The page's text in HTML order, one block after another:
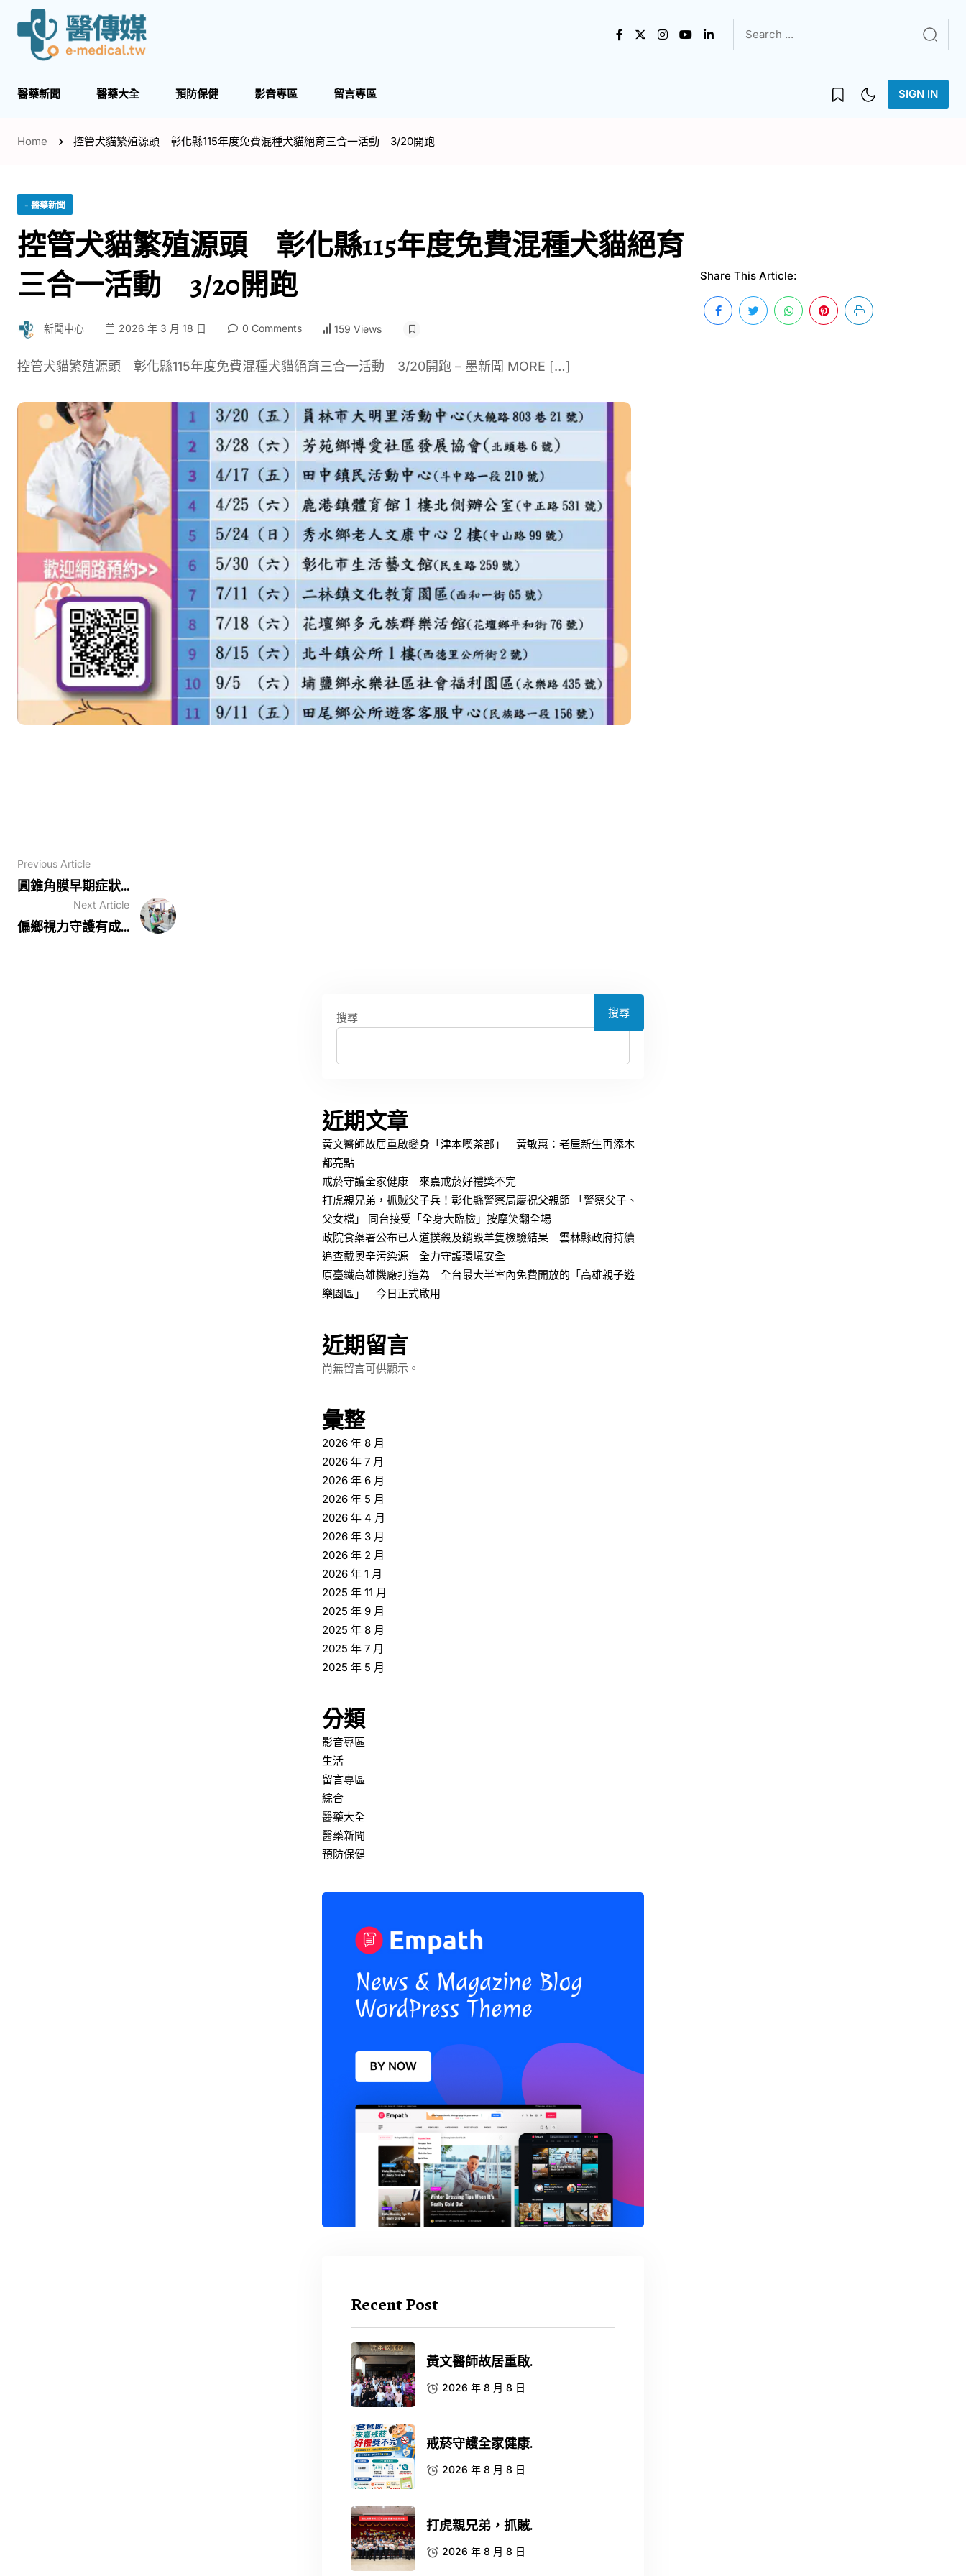
醫藥新聞 醫藥大全 預防保健 影音專區 留言專區 SIGN IN
Home 控管犬貓繁殖源頭 彰化縣115年度免費混種犬貓絕育三合一活動 3/20開跑
- 醫藥新聞
控管犬貓繁殖源頭 彰化縣115年度免費混種犬貓絕育
三合一活動 3/20開跑
新聞中心 2026 年 3 月 18 日 0 Comments 159 Views
控管犬貓繁殖源頭 彰化縣115年度免費混種犬貓絕育三合一活動 3/20開跑 – 墨新聞 MORE […]
Share This Article:
Previous Article
圓錐角膜早期症狀...
Next Article
偏鄉視力守護有成...
搜尋 搜尋
近期文章
黃文醫師故居重啟變身「津本喫茶部」 黃敏惠：老屋新生再添木
都亮點
戒菸守護全家健康 來嘉戒菸好禮獎不完
打虎親兄弟，抓賊父子兵！彰化縣警察局慶祝父親節 「警察父子、
父女檔」 同台接受「全身大臨檢」按摩笑翻全場
政院食藥署公布已人道撲殺及銷毀羊隻檢驗結果 雲林縣政府持續
追查戴奧辛污染源 全力守護環境安全
原臺鐵高雄機廠打造為 全台最大半室內免費開放的「高雄親子遊
樂園區」 今日正式啟用
近期留言
尚無留言可供顯示。
彙整
2026 年 8 月
2026 年 7 月
2026 年 6 月
2026 年 5 月
2026 年 4 月
2026 年 3 月
2026 年 2 月
2026 年 1 月
2025 年 11 月
2025 年 9 月
2025 年 8 月
2025 年 7 月
2025 年 5 月
分類
影音專區
生活
留言專區
綜合
醫藥大全
醫藥新聞
預防保健
Recent Post
黃文醫師故居重啟.
2026 年 8 月 8 日
戒菸守護全家健康.
2026 年 8 月 8 日
打虎親兄弟，抓賊.
2026 年 8 月 8 日